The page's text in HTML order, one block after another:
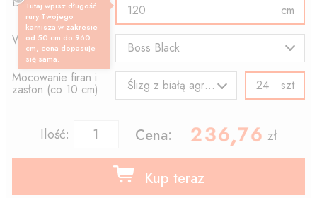
cm
Wzór końcówki:
Boss Black
Mocowanie firan i
zasłon (co 10 cm): Ślizg z białą agrafką szt
Ilość: Cena: , zł
Kup teraz
Tutaj wpisz długość
rury Twojego
karnisza w zakresie
od 50 cm do 960
cm, cena dopasuje
się sama.